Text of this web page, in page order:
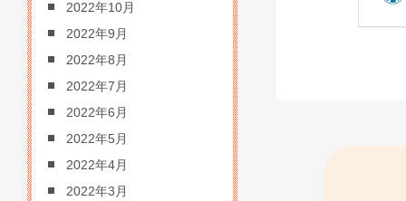
2022年10月
2022年9月
2022年8月
2022年7月
2022年6月
2022年5月
2022年4月
2022年3月